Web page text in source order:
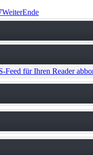
WeiterEnde
Feed für Ihren Reader